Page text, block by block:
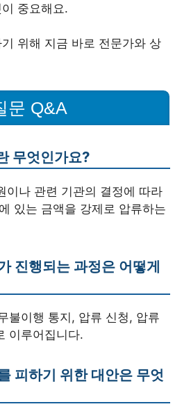
중요해요.
위해 지금 바로 전문가와 상
문 Q&A
무엇인가요?
이나 관련 기관의 결정에 따라
있는 금액을 강제로 압류하는
진행되는 과정은 어떻게
불이행 통지, 압류 신청, 압류
이루어집니다.
피하기 위한 대안은 무엇